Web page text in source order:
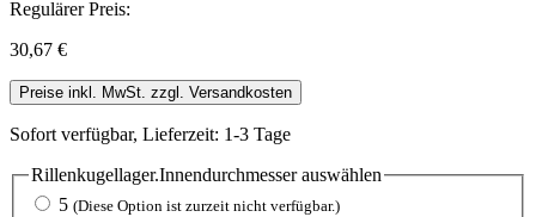
Regulärer Preis:
30,67 €
Preise inkl. MwSt. zzgl. Versandkosten
Sofort verfügbar, Lieferzeit: 1-3 Tage
Rillenkugellager.Innendurchmesserauswählen
5 (Diese Option ist zurzeit nicht verfügbar.)